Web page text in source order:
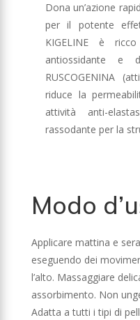
Dona un’azione
per il potente
KIGELINE è
antiossidante e
RUSCOGENINA
riduce la
attività anti-
rassodante per la
Modo
Applicare mattina e
eseguendo dei
l’alto. Massaggiare
assorbimento. Non
Adatta a tutti i tipi di